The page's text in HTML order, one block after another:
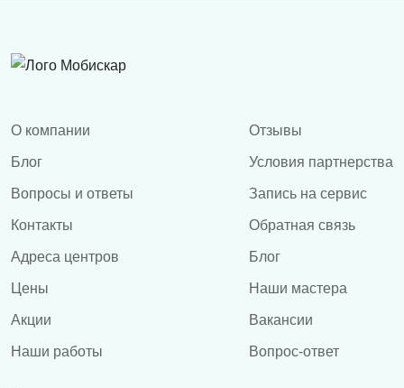
О компании
Блог
Вопросы и ответы
Контакты
Адреса центров
Цены
Акции
Наши работы
Отзывы
Условия партнерства
Запись на сервис
Обратная связь
Блог
Наши мастера
Вакансии
Вопрос-ответ